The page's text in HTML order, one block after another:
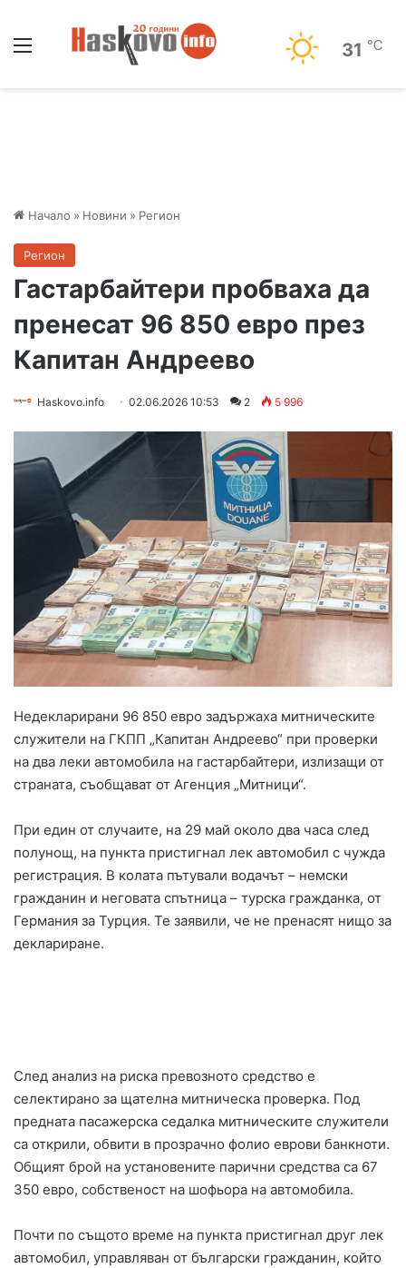
31 ℃
Начало » Новини » Регион
Регион
Гастарбайтери пробваха да
пренесат 96 850 евро през
Капитан Андреево
Haskovo.info 02.06.2026 10:53 2 5 996
Недекларирани 96 850 евро задържаха митническите
служители на ГКПП „Капитан Андреево“ при проверки
на два леки автомобила на гастарбайтери, излизащи от
страната, съобщават от Агенция „Митници“.
При един от случаите, на 29 май около два часа след
полунощ, на пункта пристигнал лек автомобил с чужда
регистрация. В колата пътували водачът – немски
гражданин и неговата спътница – турска гражданка, от
Германия за Турция. Те заявили, че не пренасят нищо за
деклариране.
След анализ на риска превозното средство е
селектирано за щателна митническа проверка. Под
предната пасажерска седалка митническите служители
са открили, обвити в прозрачно фолио еврови банкноти.
Общият брой на установените парични средства са 67
350 евро, собственост на шофьора на автомобила.
Почти по същото време на пункта пристигнал друг лек
автомобил, управляван от български гражданин, който